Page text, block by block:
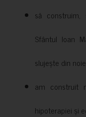
să
Sfântul Ioan
slujește din
am construit
hipoterapiei și